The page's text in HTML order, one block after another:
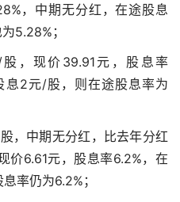
，中期无分红，在途股息
5.28%；
，现价39.91元，股息率
息2元/股，则在途股息率为
，中期无分红，比去年分红
价6.61元，股息率6.2%，在
率仍为6.2%；